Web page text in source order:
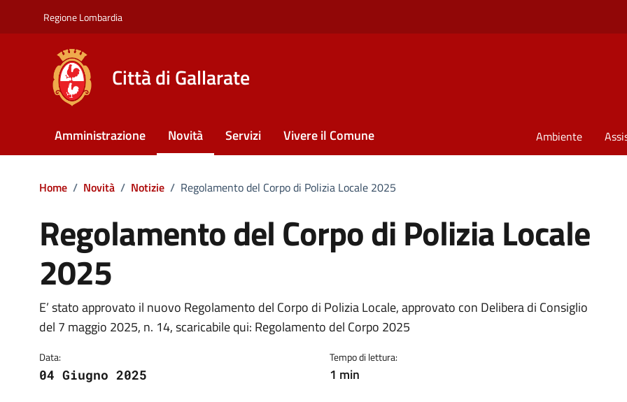
Regione Lombardia
Città di Gallarate
Amministrazione Novità Servizi Vivere il Comune Ambiente
Home / Novità / Notizie / Regolamento del Corpo di Polizia Locale 2025
Regolamento del Corpo di Polizia Locale
2025
Dettagli della notizia
E’ stato approvato il nuovo Regolamento del Corpo di Polizia Locale, approvato con Delibera di Consiglio
del 7 maggio 2025, n. 14, scaricabile qui: Regolamento del Corpo 2025
Data:
04 Giugno 2025
Tempo di lettura:
1 min